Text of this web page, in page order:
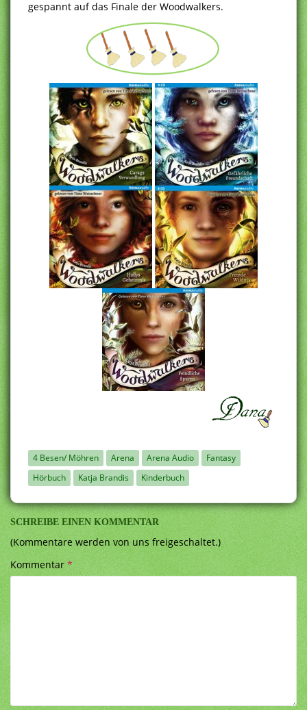
gespannt auf das Finale der Woodwalkers.
4 Besen/ Möhren Arena Arena Audio
Fantasy
Hörbuch
Katja Brandis Kinderbuch
SCHREIBE EINEN KOMMENTAR
(Kommentare werden von uns freigeschaltet.)
Kommentar*